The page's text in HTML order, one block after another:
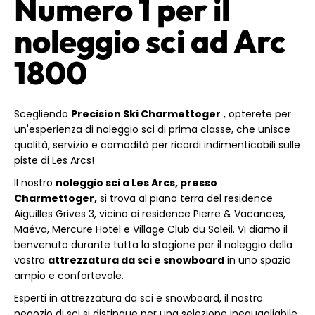
Numero 1 per il
noleggio sci ad Arc
1800
Scegliendo Precision Ski Charmettoger , opterete per
un'esperienza di noleggio sci di prima classe, che unisce
qualità, servizio e comodità per ricordi indimenticabili sulle
piste di Les Arcs!
Il nostro noleggio sci a Les Arcs, presso
Charmettoger, si trova al piano terra del residence
Aiguilles Grives 3, vicino ai residence Pierre & Vacances,
Maéva, Mercure Hotel e Village Club du Soleil. Vi diamo il
benvenuto durante tutta la stagione per il noleggio della
vostra attrezzatura da sci e snowboard in uno spazio
ampio e confortevole.
Esperti in attrezzatura da sci e snowboard, il nostro